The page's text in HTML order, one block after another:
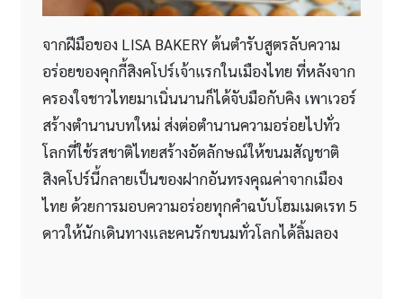
จากฝีมือของ LISA BAKERY ต้นตำรับสูตรลับความ
อร่อยของคุกกี้สิงคโปร์เจ้าแรกในเมืองไทย ที่หลังจาก
ครองใจชาวไทยมาเนิ่นนานก็ได้จับมือกับคิง เพาเวอร์
สร้างตำนานบทใหม่ ส่งต่อตำนานความอร่อยไปทั่ว
โลกที่ใช้รสชาติไทยสร้างอัตลักษณ์ให้ขนมสัญชาติ
สิงคโปร์นี้กลายเป็นของฝากอันทรงคุณค่าจากเมือง
ไทย ด้วยการมอบความอร่อยทุกคำฉบับโฮมเมดเรท 5
ดาวให้นักเดินทางและคนรักขนมทั่วโลกได้ลิ้มลอง